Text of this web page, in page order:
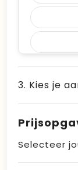
3. Kies je
Selecteer